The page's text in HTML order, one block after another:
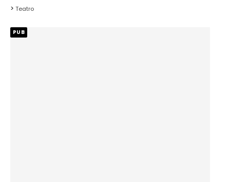
Teatro
PUB